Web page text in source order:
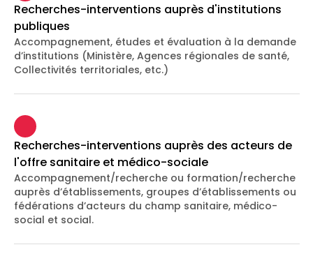
Recherches-interventions auprès d'institutions
publiques
Accompagnement, études et évaluation à la demande
d’institutions (Ministère, Agences régionales de santé,
Collectivités territoriales, etc.)
Recherches-interventions auprès des acteurs de
l'offre sanitaire et médico-sociale
Accompagnement/recherche ou formation/recherche
auprès d’établissements, groupes d’établissements ou
fédérations d’acteurs du champ sanitaire, médico-
social et social.